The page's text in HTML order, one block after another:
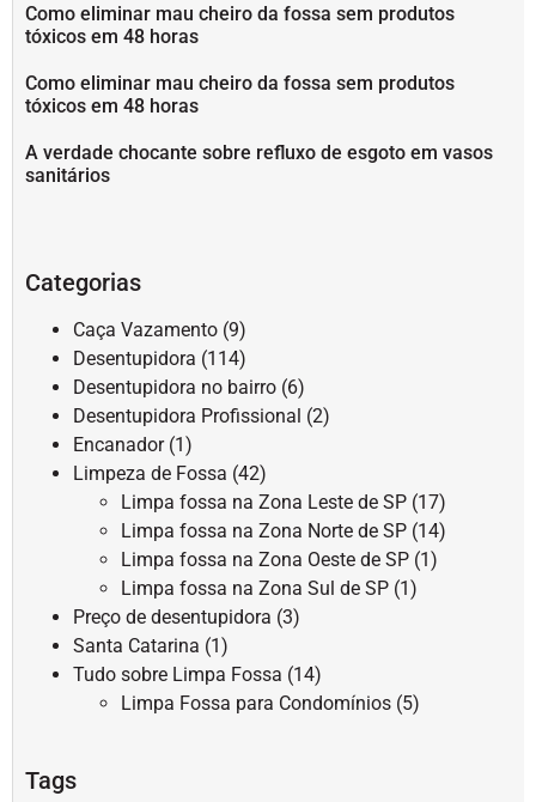
Como eliminar mau cheiro da fossa sem produtos
tóxicos em 48 horas
Como eliminar mau cheiro da fossa sem produtos
tóxicos em 48 horas
A verdade chocante sobre refluxo de esgoto em vasos
sanitários
Categorias
Caça Vazamento (9)
Desentupidora (114)
Desentupidora no bairro (6)
Desentupidora Profissional (2)
Encanador(1)
Limpeza de Fossa (42)
Limpa fossa na Zona Leste de SP (17)
Limpa fossa na Zona Norte de SP (14)
Limpa fossa na Zona Oeste de SP (1)
Limpa fossa na Zona Sul de SP (1)
Preço de desentupidora (3)
Santa Catarina (1)
Tudo sobre Limpa Fossa (14)
Limpa Fossa para Condomínios (5)
Tags